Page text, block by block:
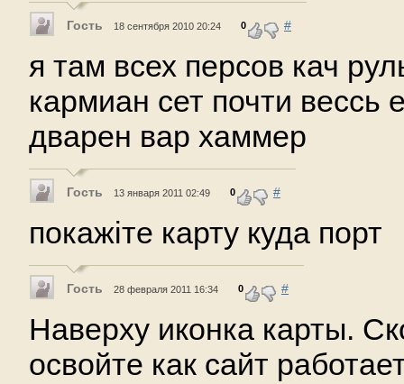
Гость 18 сентября 2010 20:24 0 #
я там всех персов кач
кармиан сет почти вессь
дварен вар хаммер
Гость 13 января 2011 02:49 0 #
покажіте карту куда порт
Гость 28 февраля 2011 16:34 0 #
Наверху иконка карты.
освойте как сайт